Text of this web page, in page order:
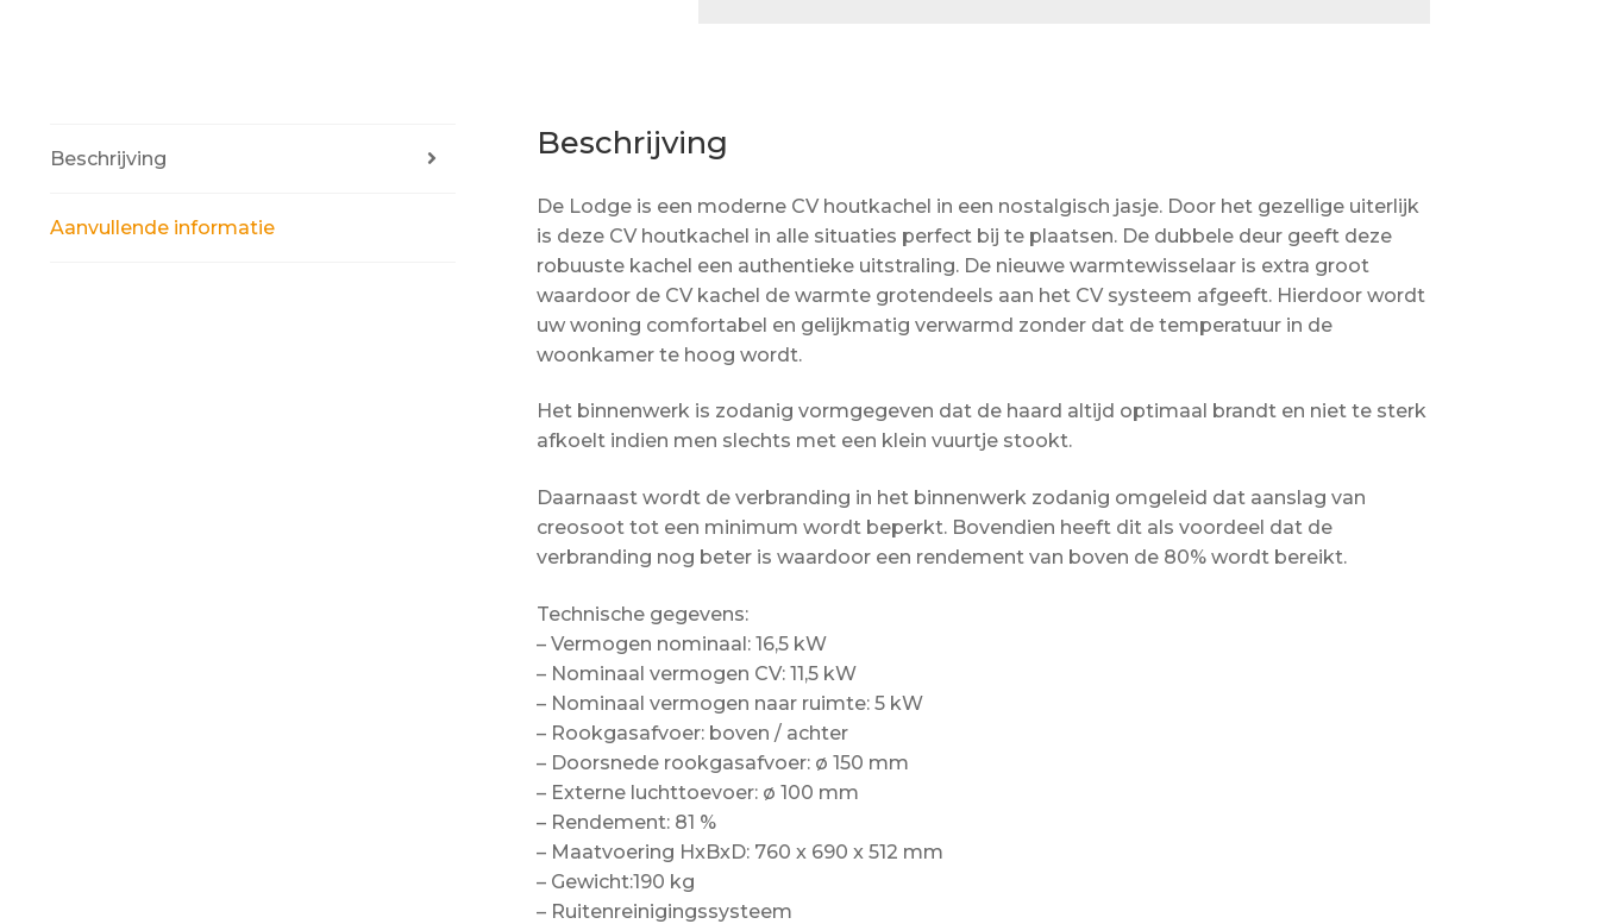
Beschrijving
Aanvullende informatie
Beschrijving
De Lodge is een moderne CV houtkachel in een nostalgisch jasje. Door het gezellige uiterlijk
is deze CV houtkachel in alle situaties perfect bij te plaatsen. De dubbele deur geeft deze
robuuste kachel een authentieke uitstraling. De nieuwe warmtewisselaar is extra groot
waardoor de CV kachel de warmte grotendeels aan het CV systeem afgeeft. Hierdoor wordt
uw woning comfortabel en gelijkmatig verwarmd zonder dat de temperatuur in de
woonkamer te hoog wordt.
Het binnenwerk is zodanig vormgegeven dat de haard altijd optimaal brandt en niet te sterk
afkoelt indien men slechts met een klein vuurtje stookt.
Daarnaast wordt de verbranding in het binnenwerk zodanig omgeleid dat aanslag van
creosoot tot een minimum wordt beperkt. Bovendien heeft dit als voordeel dat de
verbranding nog beter is waardoor een rendement van boven de 80% wordt bereikt.
Technische gegevens:
– Vermogen nominaal: 16,5 kW
– Nominaal vermogen CV: 11,5 kW
– Nominaal vermogen naar ruimte: 5 kW
– Rookgasafvoer: boven / achter
– Doorsnede rookgasafvoer: ø 150 mm
– Externe luchttoevoer: ø 100 mm
– Rendement: 81 %
– Maatvoering HxBxD: 760 x 690 x 512 mm
– Gewicht:190 kg
– Ruitenreinigingssysteem